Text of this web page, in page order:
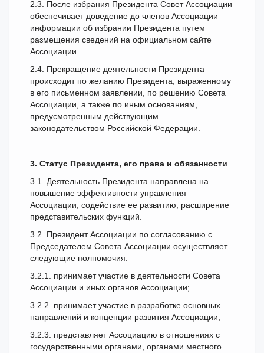
2.3. После избрания Президента Совет Ассоциации
обеспечивает доведение до членов Ассоциации
информации об избрании Президента путем
размещения сведений на официальном сайте
Ассоциации.
2.4. Прекращение деятельности Президента
происходит по желанию Президента, выраженному
в его письменном заявлении, по решению Совета
Ассоциации, а также по иным основаниям,
предусмотренным действующим
законодательством Российской Федерации.
3. Статус Президента, его права и обязанности
3.1. Деятельность Президента направлена на
повышение эффективности управления
Ассоциации, содействие ее развитию, расширение
представительских функций.
3.2. Президент Ассоциации по согласованию с
Председателем Совета Ассоциации осуществляет
следующие полномочия:
3.2.1. принимает участие в деятельности Совета
Ассоциации и иных органов Ассоциации;
3.2.2. принимает участие в разработке основных
направлений и концепции развития Ассоциации;
3.2.3. представляет Ассоциацию в отношениях с
государственными органами, органами местного